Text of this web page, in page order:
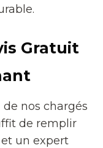
Gratuit
nos chargés
de remplir
et un expert